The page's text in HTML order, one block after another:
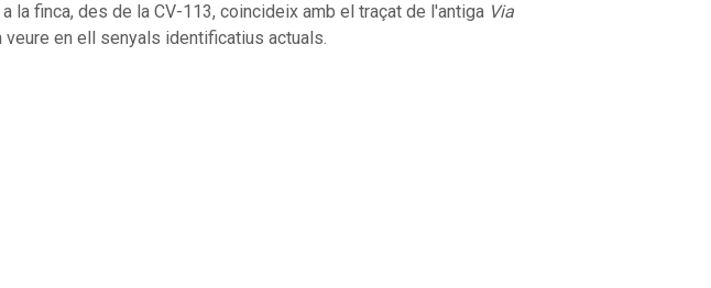
la finca, des de la CV-113, coincideix amb el traçat de l'antiga Via
veure en ell senyals identificatius actuals.